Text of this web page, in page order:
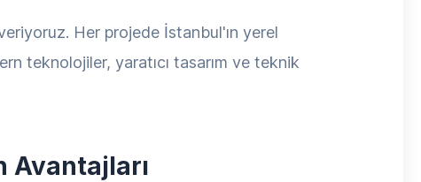
Her projede İstanbul'ın yerel
teknolojiler, yaratıcı tasarım ve teknik
Avantajları